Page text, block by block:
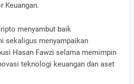
Keuangan.
menyambut baik
sekaligus menyampaikan
Hasan Fawzi selama memimpin
teknologi keuangan dan aset